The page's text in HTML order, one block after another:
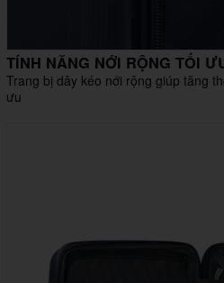
TÍNH NĂNG NỚI RỘNG TỐI
Trang bị dây kéo nới rộng giúp tăng
ưu